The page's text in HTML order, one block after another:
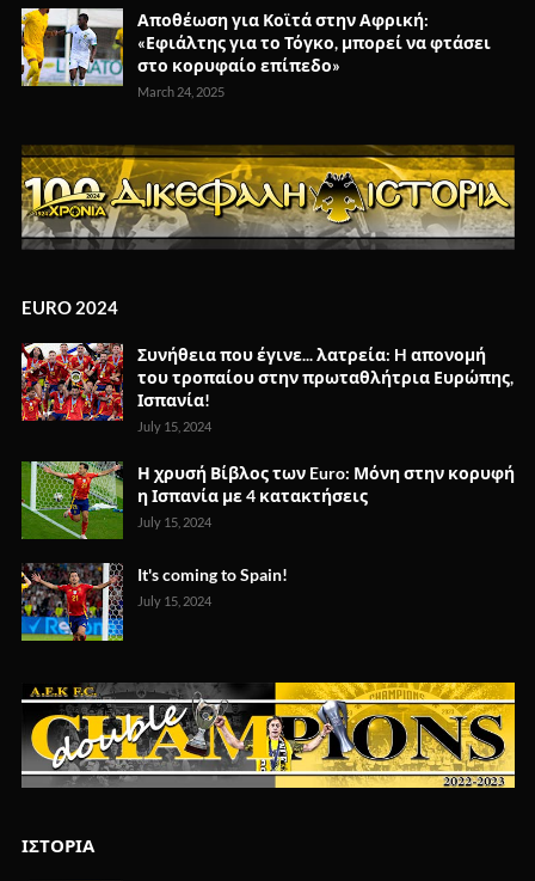
Αποθέωση για Κοϊτά στην Αφρική:
«Εφιάλτης για το Τόγκο, μπορεί να φτάσει
στο κορυφαίο επίπεδο»
March 24, 2025
EURO 2024
Συνήθεια που έγινε... λατρεία: H απονομή
του τροπαίου στην πρωταθλήτρια Ευρώπης,
Ισπανία!
July 15, 2024
Η χρυσή Βίβλος των Euro: Μόνη στην κορυφή
η Ισπανία με 4 κατακτήσεις
July 15, 2024
It's coming to Spain!
July 15, 2024
ΙΣΤΟΡΙΑ